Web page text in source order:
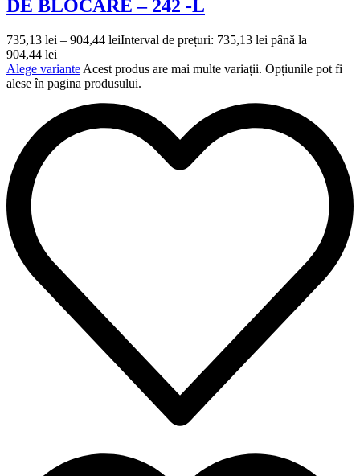
DE BLOCARE – 242 -L
735,13 lei – 904,44 leiInterval de prețuri: 735,13 lei până la
904,44 lei
Alege variante Acest produs are mai multe variații. Opțiunile pot fi
alese în pagina produsului.